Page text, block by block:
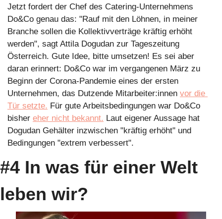
Jetzt fordert der Chef des Catering-Unternehmens
Do&Co genau das: "Rauf mit den Löhnen, in meiner
Branche sollen die Kollektivverträge kräftig erhöht
werden", sagt Attila Dogudan zur Tageszeitung
Österreich. Gute Idee, bitte umsetzen! Es sei aber
daran erinnert: Do&Co war im vergangenen März zu
Beginn der Corona-Pandemie eines der ersten
Unternehmen, das Dutzende Mitarbeiter:innen vor die
Tür setzte. Für gute Arbeitsbedingungen war Do&Co
bisher eher nicht bekannt. Laut eigener Aussage hat
Dogudan Gehälter inzwischen "kräftig erhöht" und
Bedingungen "extrem verbessert".
#4 In was für einer Welt
leben wir?